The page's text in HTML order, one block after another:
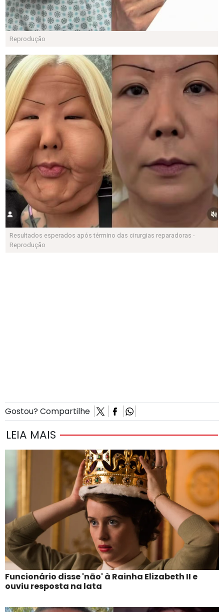
Reprodução
Resultados esperados após término das cirurgias reparadoras -
Reprodução
Gostou? Compartilhe
LEIA MAIS
Funcionário disse 'não' à Rainha Elizabeth II e
ouviu resposta na lata